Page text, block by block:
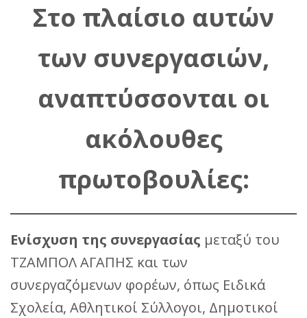
Στο πλαίσιο αυτών
των συνεργασιών,
αναπτύσσονται οι
ακόλουθες
πρωτοβουλίες:
Ενίσχυση της συνεργασίας μεταξύ του
ΤΖΑΜΠΟΛ ΑΓΑΠΗΣ και των
συνεργαζόμενων φορέων, όπως Ειδικά
Σχολεία, Αθλητικοί Σύλλογοι, Δημοτικοί